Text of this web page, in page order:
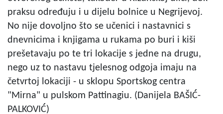
praksu određuju i u dijelu bolnice u Negrijevoj.
No nije dovoljno što se učenici i nastavnici s
dnevnicima i knjigama u rukama po buri i kiši
prešetavaju po te tri lokacije s jedne na drugu,
nego uz to nastavu tjelesnog odgoja imaju na
četvrtoj lokaciji - u sklopu Sportskog centra
"Mirna" u pulskom Pattinagiu. (Danijela BAŠIĆ-
PALKOVIĆ)